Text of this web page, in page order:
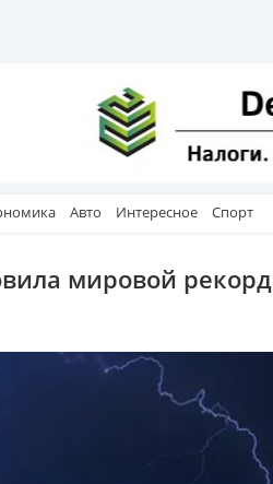
Авто Интересное Спорт
мировой рекорд